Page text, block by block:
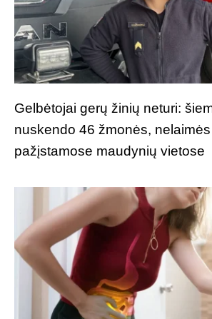
Gelbėtojai gerų žinių neturi:
nuskendo 46 žmonės,
pažįstamose maudynių vietose